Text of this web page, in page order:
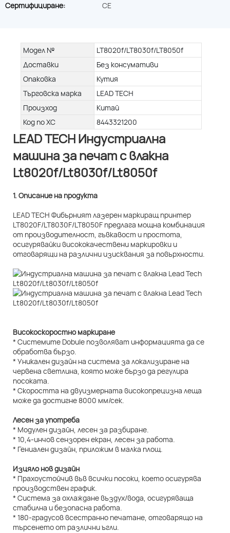
Сертифициране:
CE
Модел №
LT8020f/LT8030f/LT8050f
Доставки
Без консумативи
Опаковка
Кутия
Търговска марка
LEAD TECH
Произход
Китай
Код по ХС
8443321200
LEAD TECH Индустриална
машина за печат с влакна
Lt8020f/Lt8030f/Lt8050f
1. Описание на продукта
LEAD TECH Фибърният лазерен маркиращ принтер
LT8020F/LT8030F/LT8050F предлага мощна комбинация
от производителност, гъвкавост и простота,
осигурявайки висококачествени маркировки и
отговарящи на различни изисквания за повърхности.
Високоскоростно маркиране
* Системите Dobule позволяват информацията да се
обработва бързо.
* Уникален дизайн на система за локализиране на
червена светлина, която може бързо да регулира
посоката.
* Скоростта на двуизмерната високопрецизна леща
може да достигне 8000 мм/сек.
Лесен за употреба
* Модулен дизайн, лесен за разбиране.
* 10,4-инчов сензорен екран, лесен за работа.
* Гениален дизайн, приложим в малка площ.
Изцяло нов дизайн
* Прахоустойчив във всички посоки, което осигурява
производствен график.
* Система за охлаждане въздух/вода, осигуряваща
стабилна и безопасна работа.
* 180-градусов всестранно печатане, отговарящо на
търсенето от различни ъгли.